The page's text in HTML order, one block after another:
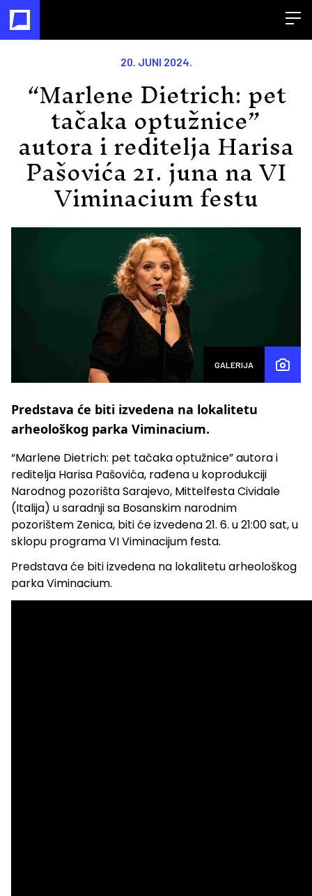
20. JUNI 2024.
“Marlene Dietrich: pet
tačaka optužnice”
autora i reditelja Harisa
Pašovića 21. juna na VI
Viminacium festu
GALERIJA
Predstava će biti izvedena na lokalitetu
arheološkog parka Viminacium.
“Marlene Dietrich: pet tačaka optužnice” autora i
reditelja Harisa Pašovića, rađena u koprodukciji
Narodnog pozorišta Sarajevo, Mittelfesta Cividale
(Italija) u saradnji sa Bosanskim narodnim
pozorištem Zenica, biti će izvedena 21. 6. u 21:00 sat, u
sklopu programa VI Viminacijum festa.
Predstava će biti izvedena na lokalitetu arheološkog
parka Viminacium.